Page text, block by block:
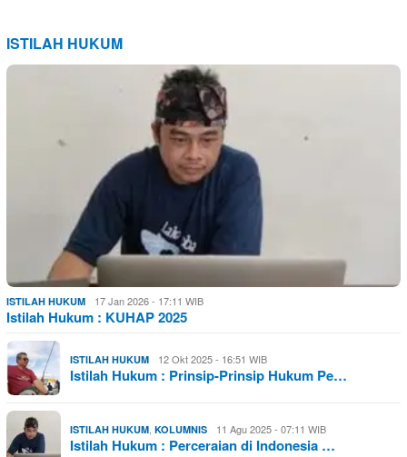
ISTILAH HUKUM
ISTILAH HUKUM 17 Jan 2026 - 17:11 WIB
Istilah Hukum : KUHAP 2025
ISTILAH HUKUM 12 Okt 2025 - 16:51 WIB
Istilah Hukum : Prinsip-Prinsip Hukum Pe…
ISTILAH HUKUM, KOLUMNIS 11 Agu 2025 - 07:11 WIB
Istilah Hukum : Perceraian di Indonesia …